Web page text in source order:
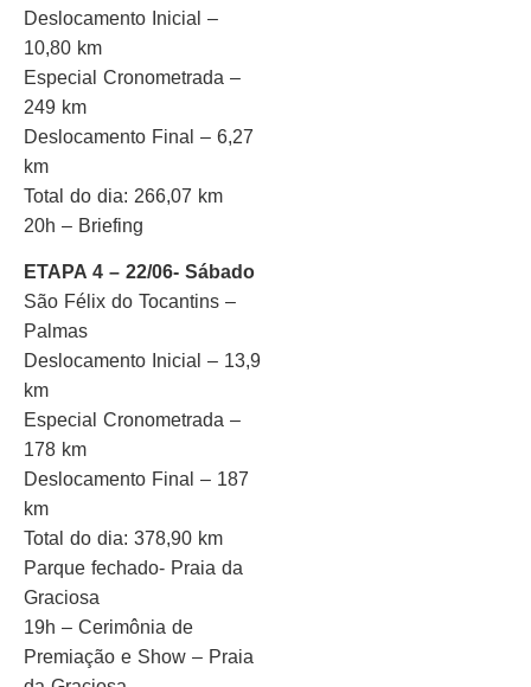
Deslocamento Inicial –
10,80 km
Especial Cronometrada –
249 km
Deslocamento Final – 6,27
km
Total do dia: 266,07 km
20h – Briefing
ETAPA 4 – 22/06- Sábado
São Félix do Tocantins –
Palmas
Deslocamento Inicial – 13,9
km
Especial Cronometrada –
178 km
Deslocamento Final – 187
km
Total do dia: 378,90 km
Parque fechado- Praia da
Graciosa
19h – Cerimônia de
Premiação e Show – Praia